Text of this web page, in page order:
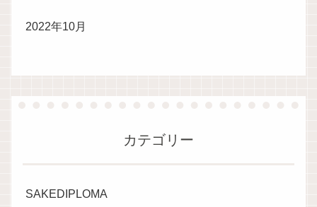
2022年10月
カテゴリー
SAKEDIPLOMA